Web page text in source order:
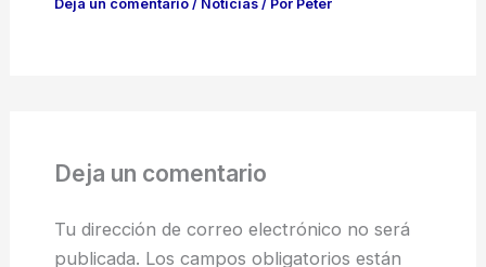
Deja un comentario / Noticias/ Por Peter
Deja un comentario
Tu dirección de correo electrónico no será
publicada. Los campos obligatorios están